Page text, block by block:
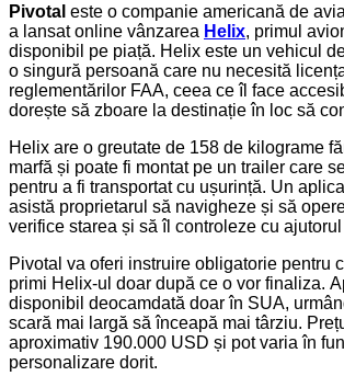
Pivotal este o companie americană de
a lansat online vânzarea Helix, primul
disponibil pe piață. Helix este un vehicul
o singură persoană care nu necesită
reglementărilor FAA, ceea ce îl face
dorește să zboare la destinație în loc să
Helix are o greutate de 158 de kilograme
marfă și poate fi montat pe un trailer care
pentru a fi transportat cu ușurință. Un
asistă proprietarul să navigheze și să
verifice starea și să îl controleze cu
Pivotal va oferi instruire obligatorie pentru
primi Helix-ul doar după ce o vor finaliza.
disponibil deocamdată doar în SUA,
scară mai largă să înceapă mai târziu.
aproximativ 190.000 USD și pot varia în
personalizare dorit.